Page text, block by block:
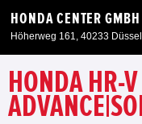
HONDA CENTER GMBH
Höherweg 161, 40233
Neuwagen
HONDA HR-